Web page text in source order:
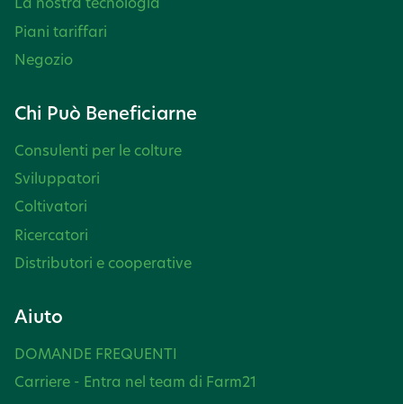
Piani tariffari
Negozio
Chi Può Beneficiarne
Consulenti per le colture
Sviluppatori
Coltivatori
Ricercatori
Distributori e cooperative
Aiuto
DOMANDE FREQUENTI
Carriere - Entra nel team di Farm21